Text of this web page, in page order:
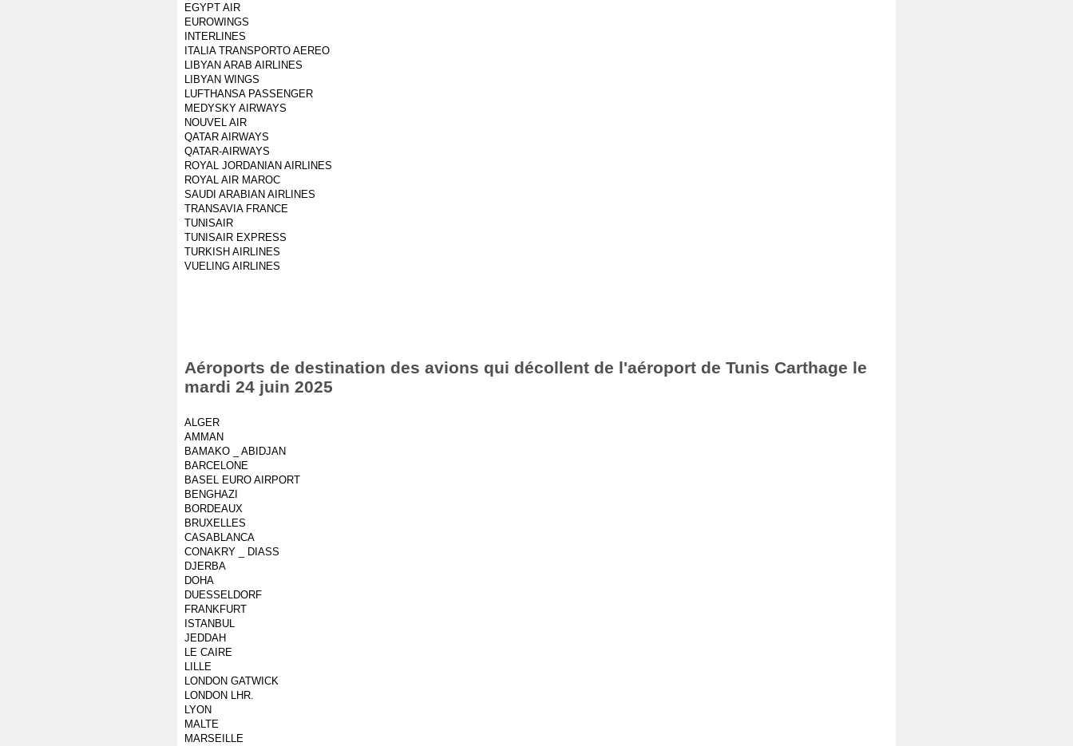
EGYPT AIR
EUROWINGS
INTERLINES
ITALIA TRANSPORTO AEREO
LIBYAN ARAB AIRLINES
LIBYAN WINGS
LUFTHANSA PASSENGER
MEDYSKY AIRWAYS
NOUVEL AIR
QATAR AIRWAYS
QATAR-AIRWAYS
ROYAL JORDANIAN AIRLINES
ROYAL AIR MAROC
SAUDI ARABIAN AIRLINES
TRANSAVIA FRANCE
TUNISAIR
TUNISAIR EXPRESS
TURKISH AIRLINES
VUELING AIRLINES
Aéroports de destination des avions qui décollent de l'aéroport de Tunis Carthage le
mardi 24 juin 2025
ALGER
AMMAN
BAMAKO _ ABIDJAN
BARCELONE
BASEL EURO AIRPORT
BENGHAZI
BORDEAUX
BRUXELLES
CASABLANCA
CONAKRY _ DIASS
DJERBA
DOHA
DUESSELDORF
FRANKFURT
ISTANBUL
JEDDAH
LE CAIRE
LILLE
LONDON GATWICK
LONDON LHR.
LYON
MALTE
MARSEILLE